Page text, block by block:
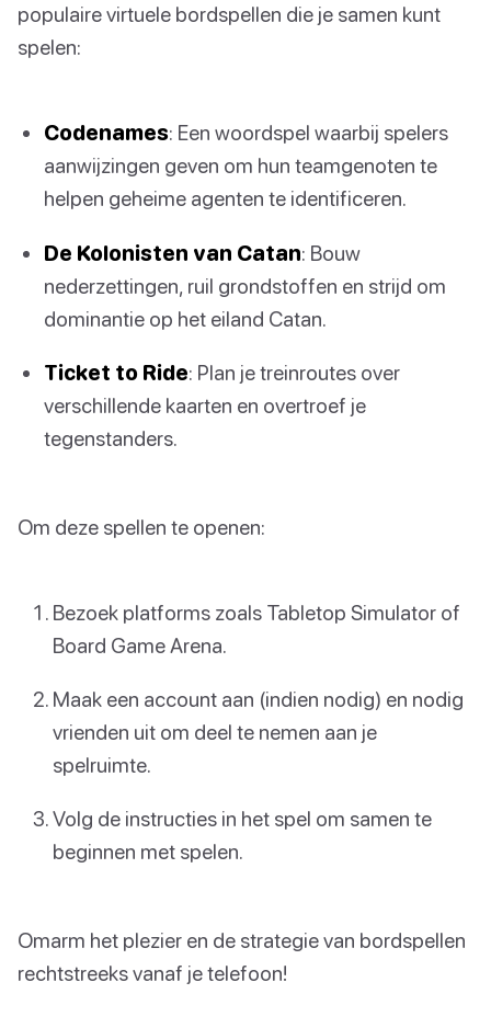
populaire virtuele bordspellen die je samen kunt
spelen:
Codenames: Een woordspel waarbij spelers
aanwijzingen geven om hun teamgenoten te
helpen geheime agenten te identificeren.
De Kolonisten van Catan: Bouw
nederzettingen, ruil grondstoffen en strijd om
dominantie op het eiland Catan.
Ticket to Ride: Plan je treinroutes over
verschillende kaarten en overtroef je
tegenstanders.
Om deze spellen te openen:
Bezoek platforms zoals Tabletop Simulator of
Board Game Arena.
Maak een account aan (indien nodig) en nodig
vrienden uit om deel te nemen aan je
spelruimte.
Volg de instructies in het spel om samen te
beginnen met spelen.
Omarm het plezier en de strategie van bordspellen
rechtstreeks vanaf je telefoon!